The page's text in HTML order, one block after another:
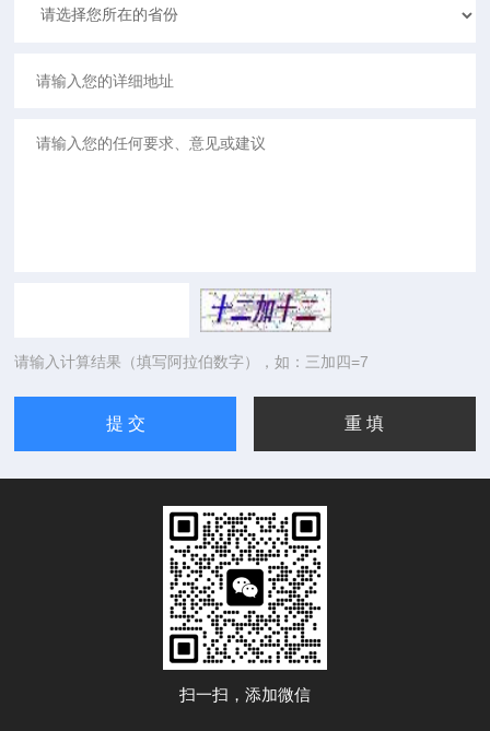
请输入计算结果（填写阿拉伯数字），如：三加四=7
扫一扫，添加微信